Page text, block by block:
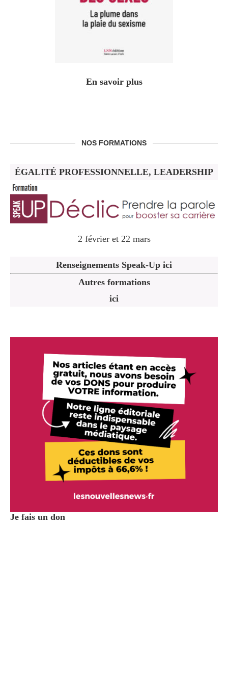
En savoir plus
NOS FORMATIONS
ÉGALITÉ PROFESSIONNELLE, LEADERSHIP
2 février et 22 mars
Renseignements Speak-Up ici
Autres formations
ici
Je fais un don